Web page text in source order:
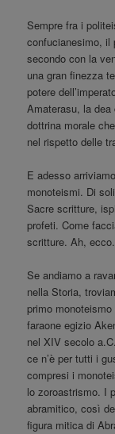
Sempre fra i
confucianesimo, il
secondo con la
una gran finezza
potere
Amaterasu, la
dottrina morale
nel rispetto delle
E adesso
monoteismi. Di
Sacre scritture,
profeti. Come
scritture. Ah, ecco.
Se andiamo a
nella Storia,
primo monoteismo
faraone egizio
nel XIV secolo
ce n’è per tutti i
compresi i
lo zoroastrismo. I
abramitico, così
figura mitica di